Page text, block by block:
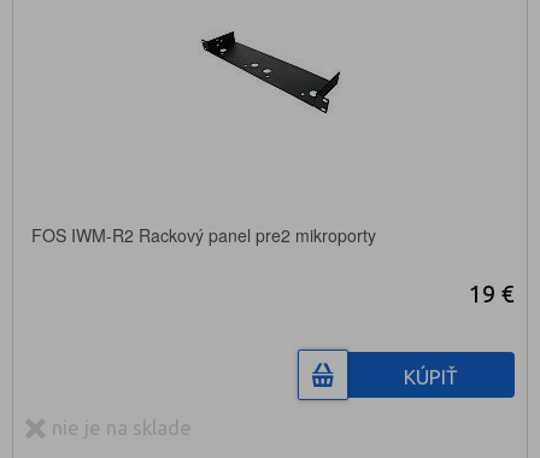
FOS IWM-R2 Rackový panel pre2 mikroporty
19 €
KÚPIŤ
nie je na sklade